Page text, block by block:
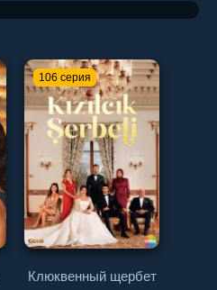
106 серия
Клюквенный щербет